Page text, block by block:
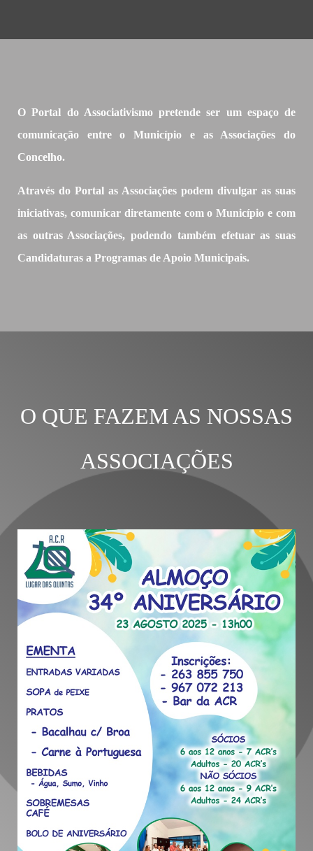
O Portal do Associativismo pretende ser um espaço de
comunicação entre o Município e as Associações do
Concelho.
Através do Portal as Associações podem divulgar as suas
iniciativas, comunicar diretamente com o Município e com
as outras Associações, podendo também efetuar as suas
Candidaturas a Programas de Apoio Municipais.
O QUE FAZEM AS NOSSAS
ASSOCIAÇÕES